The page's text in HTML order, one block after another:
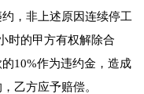
，非上述原因连续停工
时的甲方有权解除合
10%作为违约金，造成
乙方应予赔偿。